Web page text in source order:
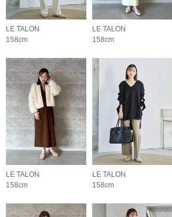
LE TALON
158cm
LE TALON
158cm
LE TALON
158cm
LE TALON
158cm